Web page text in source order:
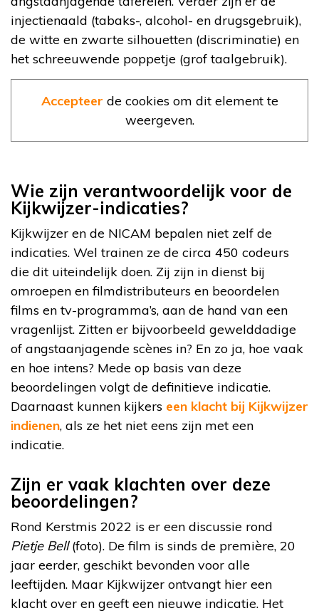
injectienaald (tabaks-, alcohol- en drugsgebruik),
de witte en zwarte silhouetten (discriminatie) en
het schreeuwende poppetje (grof taalgebruik).
Accepteer de cookies om dit element te
weergeven.
Wie zijn verantwoordelijk voor de
Kijkwijzer-indicaties?
Kijkwijzer en de NICAM bepalen niet zelf de
indicaties. Wel trainen ze de circa 450 codeurs
die dit uiteindelijk doen. Zij zijn in dienst bij
omroepen en filmdistributeurs en beoordelen
films en tv-programma’s, aan de hand van een
vragenlijst. Zitten er bijvoorbeeld gewelddadige
of angstaanjagende scènes in? En zo ja, hoe vaak
en hoe intens? Mede op basis van deze
beoordelingen volgt de definitieve indicatie.
Daarnaast kunnen kijkers een klacht bij Kijkwijzer
indienen, als ze het niet eens zijn met een
indicatie.
Zijn er vaak klachten over deze
beoordelingen?
Rond Kerstmis 2022 is er een discussie rond
Pietje Bell(foto). De film is sinds de première, 20
jaar eerder, geschikt bevonden voor alle
leeftijden. Maar Kijkwijzer ontvangt hier een
klacht over en geeft een nieuwe indicatie. Het